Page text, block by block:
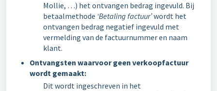
Mollie, …) het ontvangen bedrag ingevuld. Bij
betaalmethode ‘Betaling factuur’wordt het
ontvangen bedrag negatief ingevuld met
vermelding van de factuurnummer en naam
klant.
Ontvangsten waarvoor geen verkoopfactuur
wordt gemaakt:
Dit wordt ingeschreven in het